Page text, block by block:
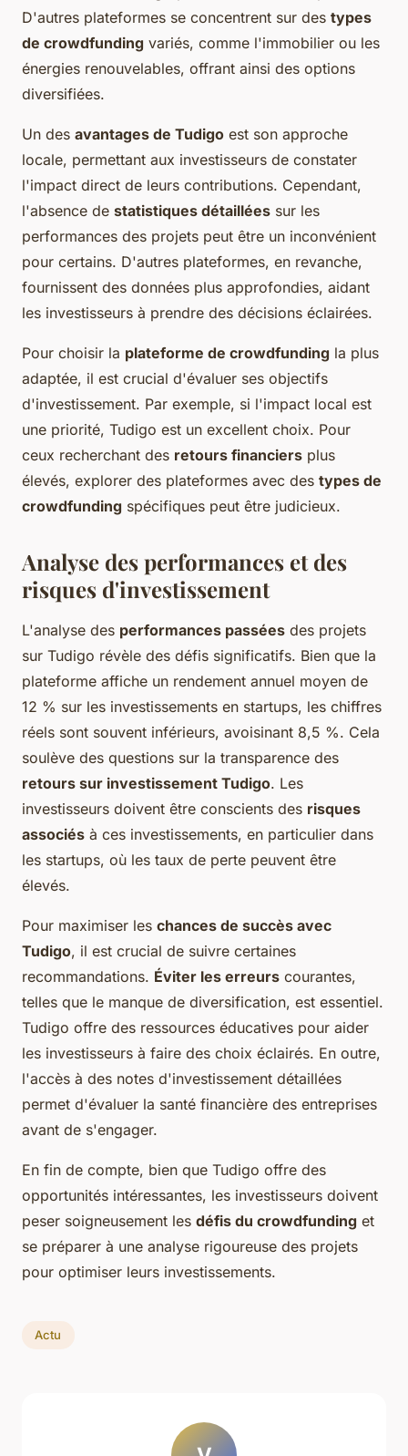
D'autres plateformes se concentrent sur des types
de crowdfunding variés, comme l'immobilier ou les
énergies renouvelables, offrant ainsi des options
diversifiées.
Un des avantages de Tudigo est son approche
locale, permettant aux investisseurs de constater
l'impact direct de leurs contributions. Cependant,
l'absence de statistiques détaillées sur les
performances des projets peut être un inconvénient
pour certains. D'autres plateformes, en revanche,
fournissent des données plus approfondies, aidant
les investisseurs à prendre des décisions éclairées.
Pour choisir la plateforme de crowdfunding la plus
adaptée, il est crucial d'évaluer ses objectifs
d'investissement. Par exemple, si l'impact local est
une priorité, Tudigo est un excellent choix. Pour
ceux recherchant des retours financiers plus
élevés, explorer des plateformes avec des types de
crowdfunding spécifiques peut être judicieux.
Analyse des performances et des
risques d'investissement
L'analyse des performances passées des projets
sur Tudigo révèle des défis significatifs. Bien que la
plateforme affiche un rendement annuel moyen de
12 % sur les investissements en startups, les chiffres
réels sont souvent inférieurs, avoisinant 8,5 %. Cela
soulève des questions sur la transparence des
retours sur investissement Tudigo. Les
investisseurs doivent être conscients des risques
associés à ces investissements, en particulier dans
les startups, où les taux de perte peuvent être
élevés.
Pour maximiser les chances de succès avec
Tudigo, il est crucial de suivre certaines
recommandations. Éviter les erreurs courantes,
telles que le manque de diversification, est essentiel.
Tudigo offre des ressources éducatives pour aider
les investisseurs à faire des choix éclairés. En outre,
l'accès à des notes d'investissement détaillées
permet d'évaluer la santé financière des entreprises
avant de s'engager.
En fin de compte, bien que Tudigo offre des
opportunités intéressantes, les investisseurs doivent
peser soigneusement les défis du crowdfunding et
se préparer à une analyse rigoureuse des projets
pour optimiser leurs investissements.
Actu